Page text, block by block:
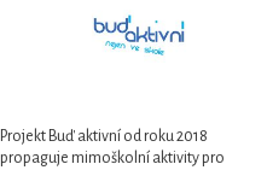
Projekt Buď aktivní od roku 2018
propaguje mimoškolní aktivity pro